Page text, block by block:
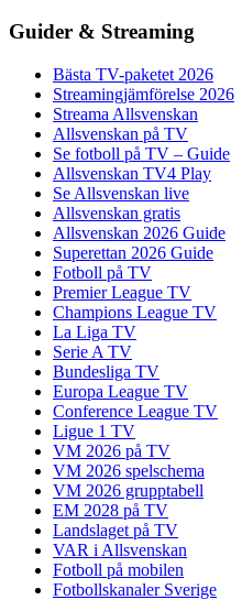
Guider & Streaming
Bästa TV-paketet 2026
Streamingjämförelse 2026
Streama Allsvenskan
Allsvenskan på TV
Se fotboll på TV – Guide
Allsvenskan TV4 Play
Se Allsvenskan live
Allsvenskan gratis
Allsvenskan 2026 Guide
Superettan 2026 Guide
Fotboll på TV
Premier League TV
Champions League TV
La Liga TV
Serie A TV
Bundesliga TV
Europa League TV
Conference League TV
Ligue 1 TV
VM 2026 på TV
VM 2026 spelschema
VM 2026 grupptabell
EM 2028 på TV
Landslaget på TV
VAR i Allsvenskan
Fotboll på mobilen
Fotbollskanaler Sverige